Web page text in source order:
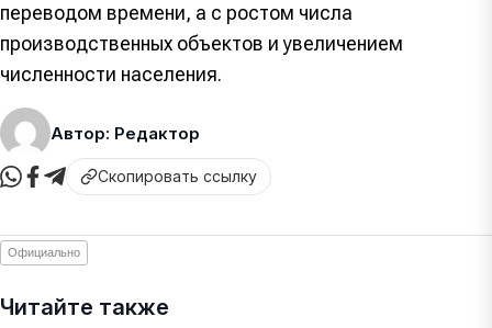
переводом времени, а с ростом числа
производственных объектов и увеличением
численности населения.
Автор: Редактор
Скопировать ссылку
Официально
Читайте также